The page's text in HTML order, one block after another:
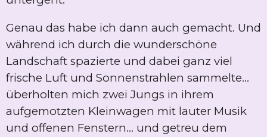
Genau das habe ich dann auch gemacht. Und
während ich durch die wunderschöne
Landschaft spazierte und dabei ganz viel
frische Luft und Sonnenstrahlen sammelte...
überholten mich zwei Jungs in ihrem
aufgemotzten Kleinwagen mit lauter Musik
und offenen Fenstern... und getreu dem